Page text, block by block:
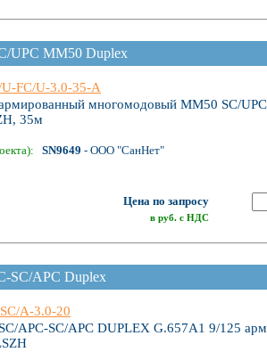
UPC MM50 Duplex
FC/U-3.0-35-A
многомодовый MM50 SC/
35м
SN9649 - ООО "СанНет"
Цена по запросу
в руб. с НДС
SC/APC Duplex
A-3.0-20
APC-SC/APC DUPLEX G.657A1 9/125